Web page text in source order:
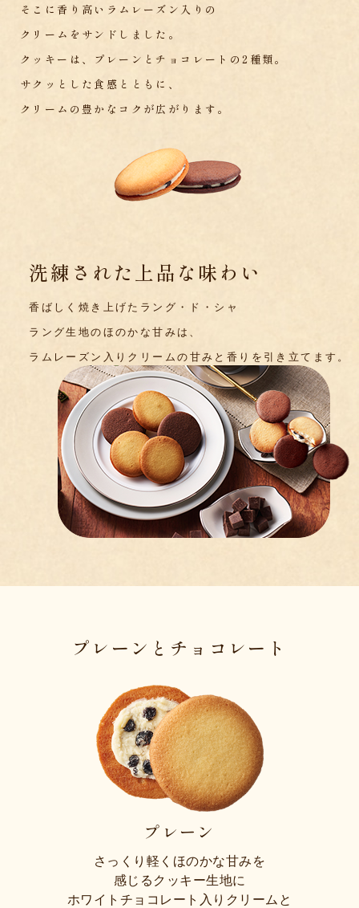
そこに香り高いラムレーズン入りの
クリームをサンドしました。
クッキーは、プレーンとチョコレートの2種類。
サクッとした食感とともに、
クリームの豊かなコクが広がります。
洗練された上品な味わい
香ばしく焼き上げたラング・ド・シャ
ラング生地のほのかな甘みは、
ラムレーズン入りクリームの 甘みと香りを引き立てます。
プレーンとチョコレート
プレーン
さっくり軽くほのかな甘みを
感じるクッキー生地に
ホワイトチョコレート入りクリームと